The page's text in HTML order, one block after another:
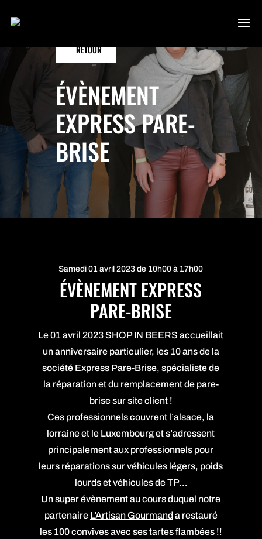
RETOUR
ÉVÈNEMENT
EXPRESS PARE-
BRISE
Samedi 01 avril 2023 de 10h00 à 17h00
ÉVÈNEMENT EXPRESS
PARE-BRISE
Le 01 avril 2023 SHOP IN BEERS accueillait
un anniversaire particulier, les 10 ans de la
société Express Pare-Brise, spécialiste de
la réparation et du remplacement de pare-
brise sur site client !
Ces professionnels couvrent l’alsace, la
lorraine et le Luxembourg et s’adressent
principalement aux professionnels pour
leurs réparations sur véhicules légers, poids
lourds et véhicules de TP…
Un super évènement au cours duquel notre
partenaire L’Artisan Gourmand a restauré
les 100 convives avec ses tartes flambées !!